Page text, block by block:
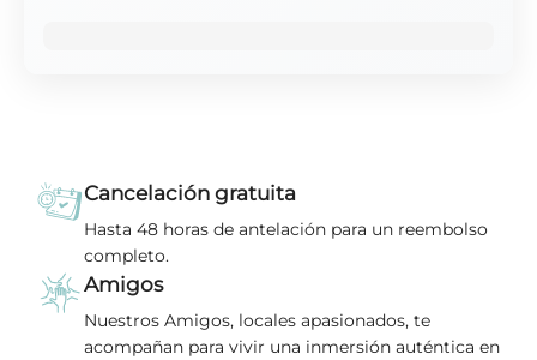
Cancelación gratuita
Hasta 48 horas de antelación para un reembolso
completo.
Amigos
Nuestros Amigos, locales apasionados, te
acompañan para vivir una inmersión auténtica en